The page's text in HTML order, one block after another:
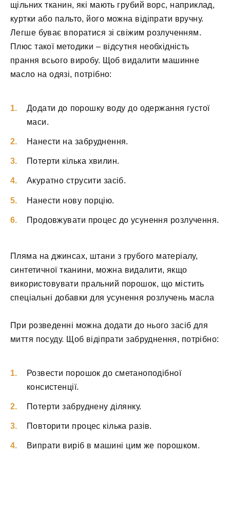
щільних тканин, які мають грубий ворс, наприклад,
куртки або пальто, його можна відіпрати вручну.
Легше буває впоратися зі свіжим розлученням.
Плюс такої методики – відсутня необхідність
прання всього виробу. Щоб видалити машинне
масло на одязі, потрібно:
Додати до порошку воду до одержання густої
маси.
Нанести на забруднення.
Потерти кілька хвилин.
Акуратно струсити засіб.
Нанести нову порцію.
Продовжувати процес до усунення розлучення.
Пляма на джинсах, штани з грубого матеріалу,
синтетичної тканини, можна видалити, якщо
використовувати пральний порошок, що містить
спеціальні добавки для усунення розлучень масла
При розведенні можна додати до нього засіб для
миття посуду. Щоб відіпрати забруднення, потрібно:
Розвести порошок до сметаноподібної
консистенції.
Потерти забруднену ділянку.
Повторити процес кілька разів.
Випрати виріб в машині цим же порошком.